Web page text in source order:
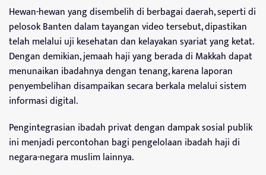
Hewan-hewan yang disembelih di berbagai daerah, seperti di
pelosok Banten dalam tayangan video tersebut, dipastikan
telah melalui uji kesehatan dan kelayakan syariat yang ketat.
Dengan demikian, jemaah haji yang berada di Makkah dapat
menunaikan ibadahnya dengan tenang, karena laporan
penyembelihan disampaikan secara berkala melalui sistem
informasi digital.
Pengintegrasian ibadah privat dengan dampak sosial publik
ini menjadi percontohan bagi pengelolaan ibadah haji di
negara-negara muslim lainnya.